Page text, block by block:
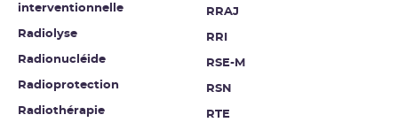
interventionnelle
Radiolyse
Radionucléide
Radioprotection
Radiothérapie
RRAJ
RRI
RSE-M
RSN
RTE